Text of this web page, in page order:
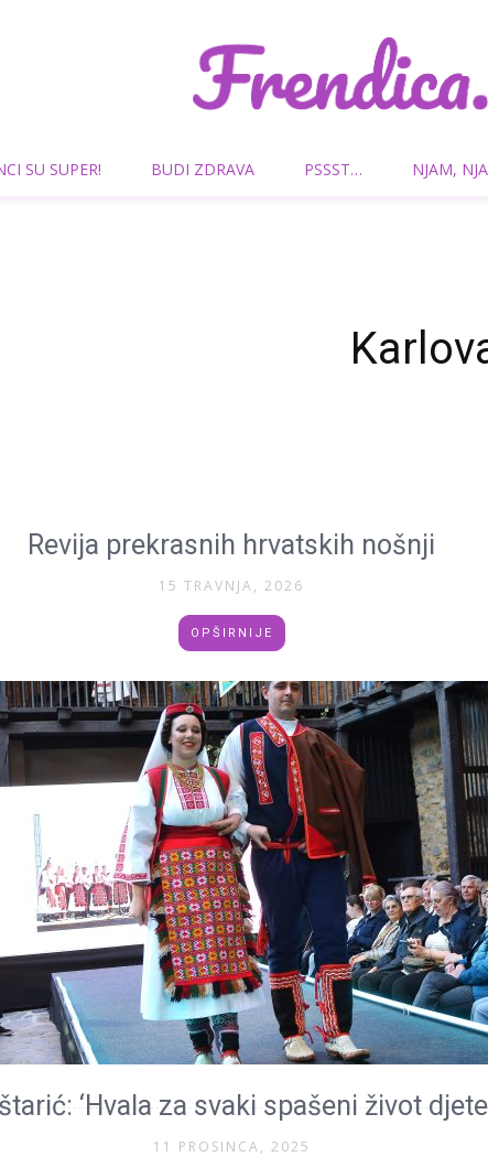
SU SUPER! BUDI ZDRAVA PSSST… NJAM,
Revija prekrasnih hrvatskih nošnji
15 TRAVNJA, 2026
OPŠIRNIJE
‘Hvala za svaki spašeni život
11 PROSINCA, 2025